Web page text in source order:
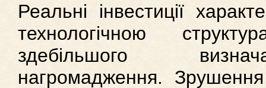
Реальні інвестиції
технологічною
здебільшого
нагромадження. Зрушення